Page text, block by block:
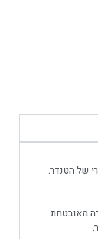
של הטנדר.
מאובטחת.